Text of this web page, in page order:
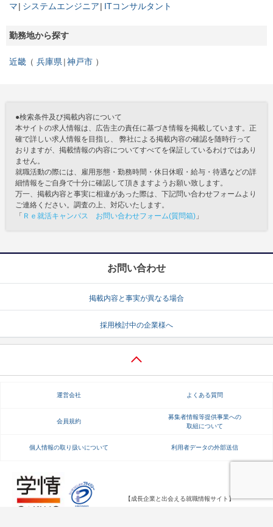
マ
システムエンジニア ITコンサルタント
勤務地から探す
近畿 兵庫県 神戸市
●検索条件及び掲載内容について
本サイトの求人情報は、広告主の責任に基づき情報を掲載しています。正
確で詳しい求人情報を目指し、 弊社による掲載内容の確認を随時行って
おりますが、掲載情報の内容についてすべてを保証しているわけではあり
ません。
就職活動の際には、雇用形態・勤務時間・休日休暇・給与・待遇などの詳
細情報をご自身で十分に確認して頂きますようお願い致します。
万一、掲載内容と事実に相違があった際は、下記問い合わせフォームより
ご連絡ください。調査の上、対応いたします。
「 Ｒｅ就活キャンパス お問い合わせフォーム(質問箱) 」
お問い合わせ
掲載内容と事実が異なる場合
採用検討中の企業様へ
運営会社 よくある質問
会員規約
募集者情報等提供事業への
取組について
個人情報の取り扱いについて 利用者データの外部送信
【成長企業と出会える就職情報サイト】